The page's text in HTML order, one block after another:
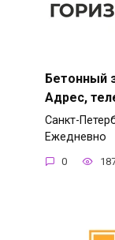
Бетонный
Адрес,
Санкт-
Ежедневно
0